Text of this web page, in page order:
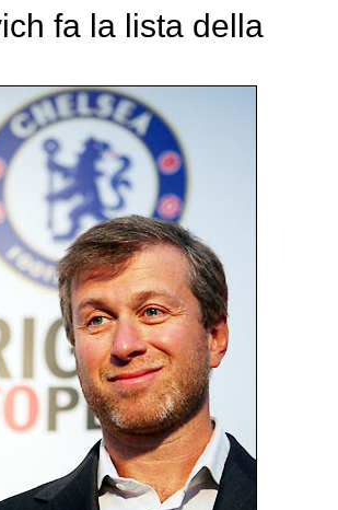
fa la lista della